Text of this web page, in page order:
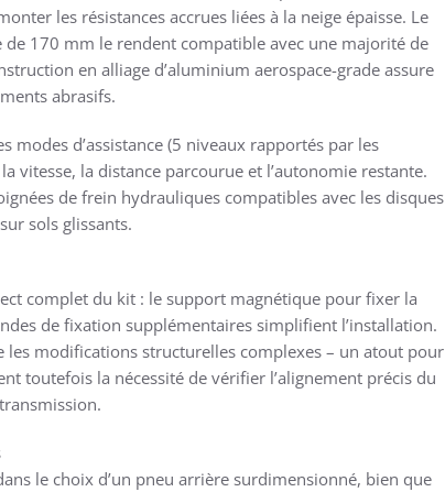
les résistances accrues liées à la neige épaisse. Le
de 170 mm le rendent compatible avec une majorité de
en alliage d’aluminium aerospace-grade assure
abrasifs.
modes d’assistance (5 niveaux rapportés par les
vitesse, la distance parcourue et l’autonomie restante.
de frein hydrauliques compatibles avec les disques
sols glissants.
complet du kit : le support magnétique pour fixer la
de fixation supplémentaires simplifient l’installation.
les modifications structurelles complexes – un atout pour
toutefois la nécessité de vérifier l’alignement précis du
le choix d’un pneu arrière surdimensionné, bien que